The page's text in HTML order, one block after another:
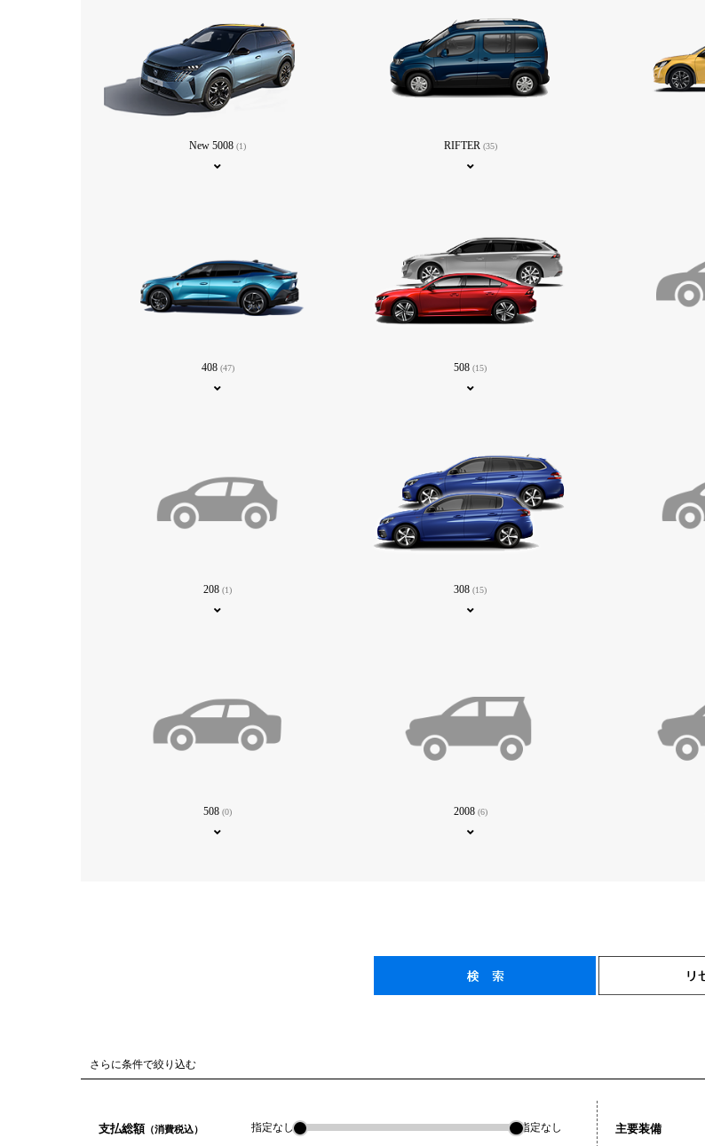
New 5008(1) RIFTER (35)
408 (47) 508(15)
208(1) 308(15)
508(0) 2008 (6)
さらに条件で絞り込む
支払総額 （消費税込） 指定なし 指定なし 主要装備